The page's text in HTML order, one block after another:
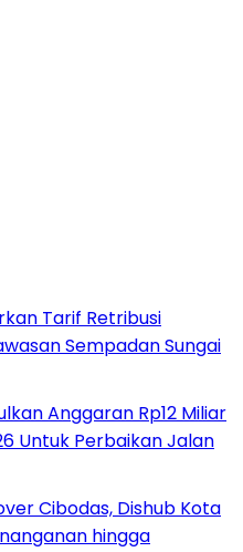
Tarif Retribusi
Sempadan Sungai
Anggaran Rp12 Miliar
Untuk Perbaikan Jalan
Cibodas, Dishub Kota
hingga